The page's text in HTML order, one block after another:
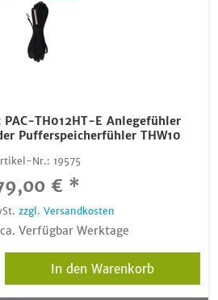
TH012HT-E Anlegefühler
Pufferspeicherfühler THW10
Nr.: 19575
€ *
zzgl. Versandkosten
Verfügbar Werktage
In den Warenkorb